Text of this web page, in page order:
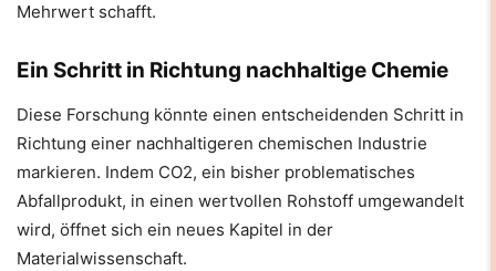
Mehrwert schafft.
Ein Schritt in Richtung nachhaltige Chemie
Diese Forschung könnte einen entscheidenden Schritt in
Richtung einer nachhaltigeren chemischen Industrie
markieren. Indem CO2, ein bisher problematisches
Abfallprodukt, in einen wertvollen Rohstoff umgewandelt
wird, öffnet sich ein neues Kapitel in der
Materialwissenschaft.